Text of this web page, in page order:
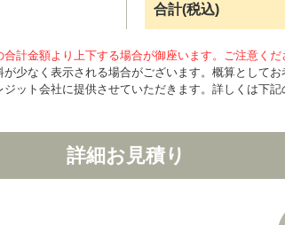
合計(税込)
計金額より上下する場合が御座います。ご注意くだ
少なく表示される場合がございます。概算としてお
ット会社に提供させていただきます。詳しくは下
詳細お見積り